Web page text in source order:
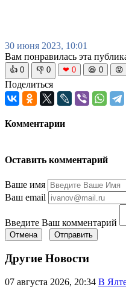
30 июня 2023, 10:01
Вам понравилась эта
👍 0 👎 0 ❤ 0 😆 0 😡
Поделиться
Комментарии
Оставить комментарий
Ваше имя
Ваш email
Введите Ваш комментарий
Отмена Отправить
Другие Новости
07 августа 2026, 20:34 В